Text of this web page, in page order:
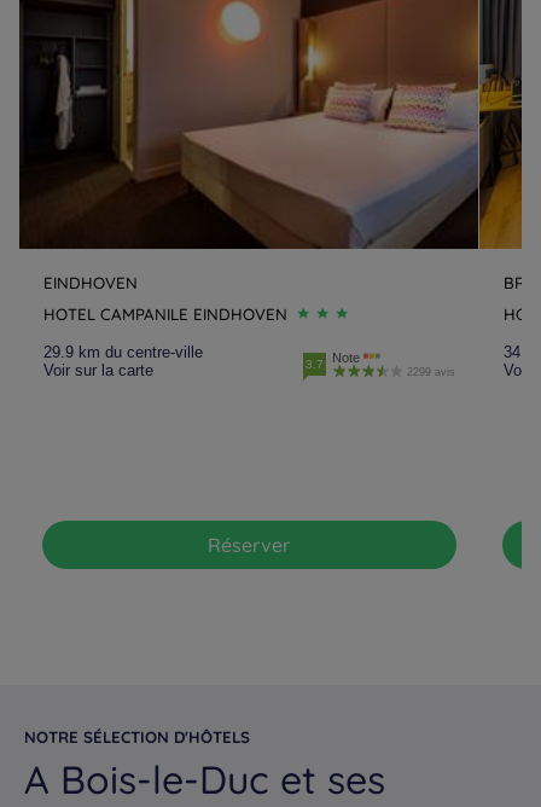
EINDHOVEN
HOTEL CAMPANILE EINDHOVEN
29.9 km du centre-ville
Voir sur la carte
3.7 Note
2299 avis
Réserver
34
Voir
NOTRE SÉLECTION D'HÔTELS
A Bois-le-Duc et ses